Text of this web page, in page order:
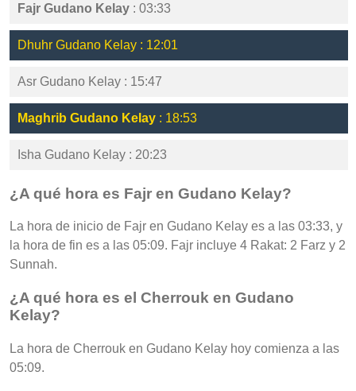
Fajr Gudano Kelay : 03:33
Dhuhr Gudano Kelay : 12:01
Asr Gudano Kelay : 15:47
Maghrib Gudano Kelay : 18:53
Isha Gudano Kelay : 20:23
¿A qué hora es Fajr en Gudano Kelay?
La hora de inicio de Fajr en Gudano Kelay es a las 03:33, y
la hora de fin es a las 05:09. Fajr incluye 4 Rakat: 2 Farz y 2
Sunnah.
¿A qué hora es el Cherrouk en Gudano
Kelay?
La hora de Cherrouk en Gudano Kelay hoy comienza a las
05:09.